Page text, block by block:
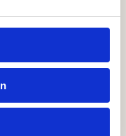
met alle